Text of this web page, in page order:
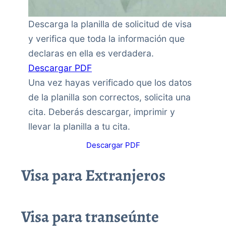
Descarga la planilla de solicitud de visa
y verifica que toda la información que
declaras en ella es verdadera.
Descargar PDF
Una vez hayas verificado que los datos
de la planilla son correctos, solicita una
cita. Deberás descargar, imprimir y
llevar la planilla a tu cita.
Descargar PDF
Visa para Extranjeros
Visa para transeúnte